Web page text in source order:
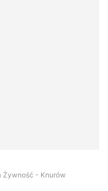
Żywność - Knurów